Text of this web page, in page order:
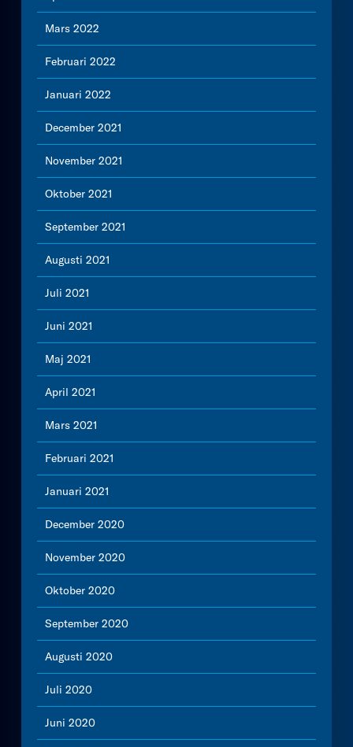
Mars 2022
Februari 2022
Januari 2022
December 2021
November 2021
Oktober 2021
September 2021
Augusti 2021
Juli 2021
Juni 2021
Maj 2021
April 2021
Mars 2021
Februari 2021
Januari 2021
December 2020
November 2020
Oktober 2020
September 2020
Augusti 2020
Juli 2020
Juni 2020